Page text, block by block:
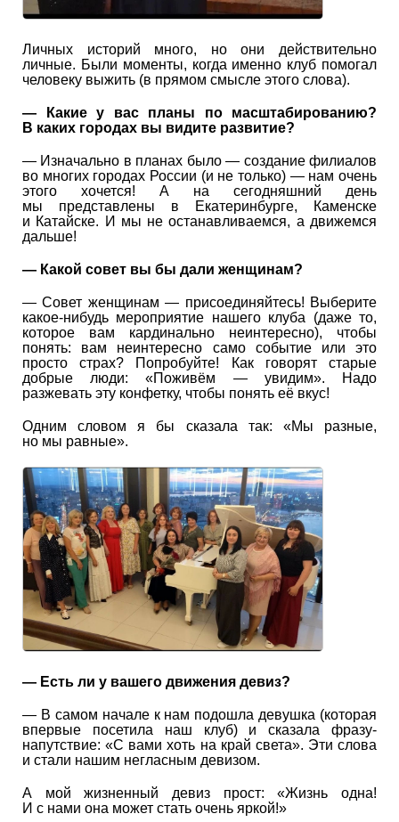
Личных историй много, но они действительно
личные. Были моменты, когда именно клуб помогал
человеку выжить (в прямом смысле этого слова).
— Какие у вас планы по масштабированию?
В каких городах вы видите развитие?
— Изначально в планах было — создание филиалов
во многих городах России (и не только) — нам очень
этого хочется! А на сегодняшний день
мы представлены в Екатеринбурге, Каменске
и Катайске. И мы не останавливаемся, а движемся
дальше!
— Какой совет вы бы дали женщинам?
— Совет женщинам — присоединяйтесь! Выберите
какое-нибудь мероприятие нашего клуба (даже то,
которое вам кардинально неинтересно), чтобы
понять: вам неинтересно само событие или это
просто страх? Попробуйте! Как говорят старые
добрые люди: «Поживём — увидим». Надо
разжевать эту конфетку, чтобы понять её вкус!
Одним словом я бы сказала так: «Мы разные,
но мы равные».
— Есть ли у вашего движения девиз?
— В самом начале к нам подошла девушка (которая
впервые посетила наш клуб) и сказала фразу-
напутствие: «С вами хоть на край света». Эти слова
и стали нашим негласным девизом.
А мой жизненный девиз прост: «Жизнь одна!
И с нами она может стать очень яркой!»